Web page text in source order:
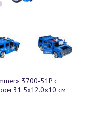
3700-51P с
31.5х12.0х10 см